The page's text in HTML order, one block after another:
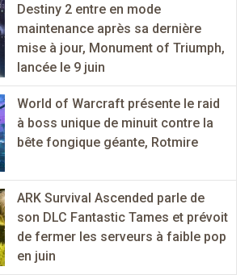
Destiny 2 entre en mode
maintenance après sa dernière
mise à jour, Monument of Triumph,
lancée le 9 juin
World of Warcraft présente le raid
à boss unique de minuit contre la
bête fongique géante, Rotmire
ARK Survival Ascended parle de
son DLC Fantastic Tames et prévoit
de fermer les serveurs à faible pop
en juin